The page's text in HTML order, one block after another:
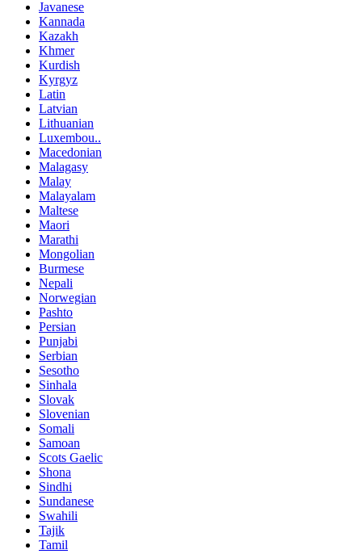
Javanese
Kannada
Kazakh
Khmer
Kurdish
Kyrgyz
Latin
Latvian
Lithuanian
Luxembou..
Macedonian
Malagasy
Malay
Malayalam
Maltese
Maori
Marathi
Mongolian
Burmese
Nepali
Norwegian
Pashto
Persian
Punjabi
Serbian
Sesotho
Sinhala
Slovak
Slovenian
Somali
Samoan
Scots Gaelic
Shona
Sindhi
Sundanese
Swahili
Tajik
Tamil